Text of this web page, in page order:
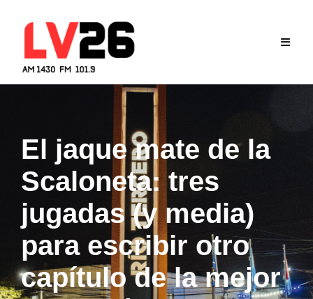
content
El jaque mate de la
Scaloneta: tres
jugadas (y media)
para escribir otro
capítulo de la mejor